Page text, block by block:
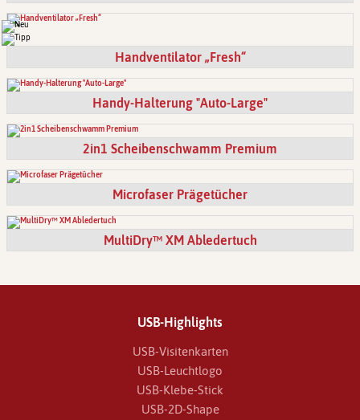
Handventilator „Fresh“
Handy-Halterung "Auto-Large"
2in1 Scheibenschwamm Premium
Microfaser Prägetücher
MultiDry™ XM Abledertuch
USB-Highlights
USB-Visitenkarten
USB-Leuchtlogo
USB-Klebe-Stick
USB-2D-Shape